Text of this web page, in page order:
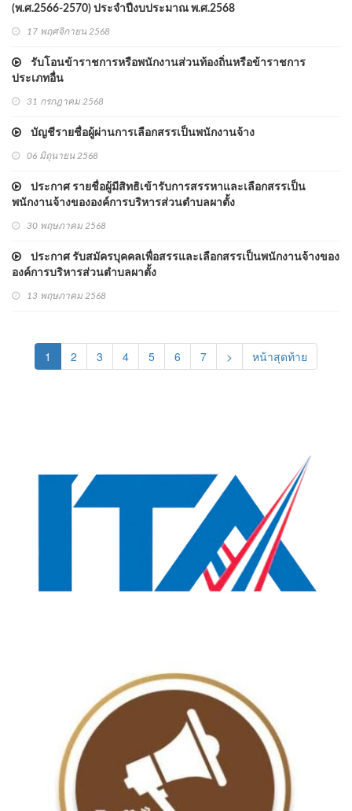
(พ.ศ.2566-2570) ประจำปีงบประมาณ พ.ศ.2568
17 พฤศจิกายน 2568
รับโอนข้าราชการหรือพนักงานส่วนท้องถิ่นหรือข้าราชการ
ประเภทอื่น
31 กรกฎาคม 2568
บัญชีรายชื่อผู้ผ่านการเลือกสรรเป็นพนักงานจ้าง
06 มิถุนายน 2568
ประกาศ รายชื่อผู้มีสิทธิเข้ารับการสรรหาและเลือกสรรเป็น
พนักงานจ้างขององค์การบริหารส่วนตำบลผาตั้ง
30 พฤษภาคม 2568
ประกาศ รับสมัครบุคคลเพื่อสรรและเลือกสรรเป็นพนักงานจ้างของ
องค์การบริหารส่วนตำบลผาตั้ง
13 พฤษภาคม 2568
1 (current)
2 3 4 5 6 7 > หน้าสุดท้าย